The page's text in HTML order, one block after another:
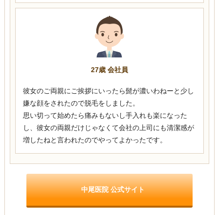
27歳 会社員
彼女のご両親にご挨拶にいったら髭が濃いわねーと少し
嫌な顔をされたので脱毛をしました。
思い切って始めたら痛みもないし手入れも楽になった
し、彼女の両親だけじゃなくて会社の上司にも清潔感が
増したねと言われたのでやってよかったです。
中尾医院 公式サイト